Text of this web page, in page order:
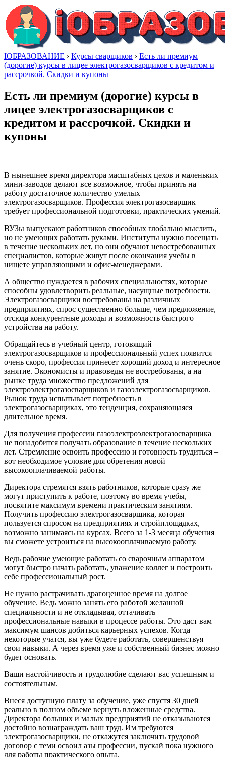
IОБРАЗОВАНИЕ › Курсы сварщиков › Есть ли премиум
(дорогие) курсы в лицее электрогазосварщиков с кредитом и
рассрочкой. Скидки и купоны
Есть ли премиум (дорогие) курсы в
лицее электрогазосварщиков с
кредитом и рассрочкой. Скидки и
купоны
В нынешнее время директора масштабных цехов и маленьких
мини-заводов делают все возможное, чтобы принять на
работу достаточное количество умелых
электрогазосварщиков. Профессия электрогазосварщик
требует профессиональной подготовки, практических умений.
ВУЗы выпускают работников способных глобально мыслить,
но не умеющих работать руками. Институты нужно посещать
в течение нескольких лет, но они обучают невостребованных
специалистов, которые живут после окончания учебы в
нищете управляющими и офис-менеджерами.
А общество нуждается в рабочих специальностях, которые
способны удовлетворить реальные, насущные потребности.
Электрогазосварщики востребованы на различных
предприятиях, спрос существенно больше, чем предложение,
отсюда конкурентные доходы и возможность быстрого
устройства на работу.
Обращайтесь в учебный центр, готовящий
электрогазосварщиков и профессиональный успех появится
очень скоро, профессия принесет хороший доход и интересное
занятие. Экономисты и правоведы не востребованы, а на
рынке труда множество предложений для
электроэлектрогазосварщиков и газоэлектрогазосварщиков.
Рынок труда испытывает потребность в
электрогазосварщиках, это тенденция, сохраняющаяся
длительное время.
Для получения профессии газоэлектроэлектрогазосварщика
не понадобится получать образование в течение нескольких
лет. Стремление освоить профессию и готовность трудиться –
вот необходимое условие для обретения новой
высокооплачиваемой работы.
Директора стремятся взять работников, которые сразу же
могут приступить к работе, поэтому во время учебы,
посвятите максимум времени практическим занятиям.
Получить профессию электрогазосварщика, которая
пользуется спросом на предприятиях и стройплощадках,
возможно занимаясь на курсах. Всего за 1-3 месяца обучения
вы сможете устроиться на высокооплачиваемую работу.
Ведь рабочие умеющие работать со сварочным аппаратом
могут быстро начать работать, уважение коллег и построить
себе профессиональный рост.
Не нужно растрачивать драгоценное время на долгое
обучение. Ведь можно занять его работой желанной
специальности и не откладывая, оттачивать
профессиональные навыки в процессе работы. Это даст вам
максимум шансов добиться карьерных успехов. Когда
некоторые учатся, вы уже будете работать, совершенствуя
свои навыки. А через время уже и собственный бизнес можно
будет основать.
Ваши настойчивость и трудолюбие сделают вас успешным и
состоятельным.
Внеся доступную плату за обучение, уже спустя 30 дней
реально в полном объеме вернуть вложенные средства.
Директора больших и малых предприятий не отказываются
достойно вознаграждать ваш труд. Им требуются
электрогазосварщики, не откажутся заключить трудовой
договор с теми освоил азы профессии, пускай пока нужного
для работы практического опыта.